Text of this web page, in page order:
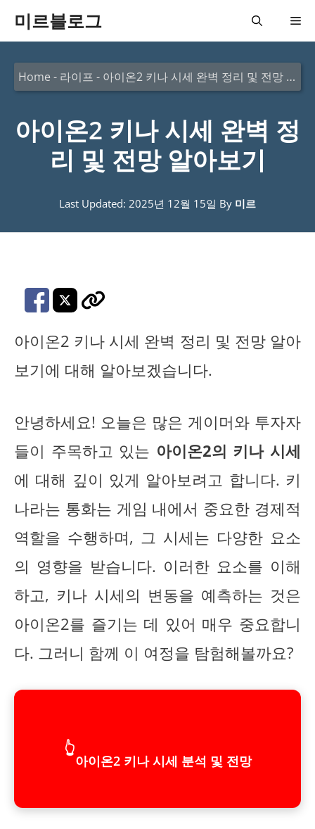
미르블로그 메
뉴
Home - 라이프 - 아이온2 키나 시세 완벽 정리 및 전망 알아보기
아이온2 키나 시세 완벽 정
리 및 전망 알아보기
Last Updated: 2025년 12월 15일 By 미르
아이온2 키나 시세 완벽 정리 및 전망 알아
보기에 대해 알아보겠습니다.
안녕하세요! 오늘은 많은 게이머와 투자자
들이 주목하고 있는 아이온2의 키나 시세
에 대해 깊이 있게 알아보려고 합니다. 키
나라는 통화는 게임 내에서 중요한 경제적
역할을 수행하며, 그 시세는 다양한 요소
의 영향을 받습니다. 이러한 요소를 이해
하고, 키나 시세의 변동을 예측하는 것은
아이온2를 즐기는 데 있어 매우 중요합니
다. 그러니 함께 이 여정을 탐험해볼까요?
👆
아이온2 키나 시세 분석 및 전망